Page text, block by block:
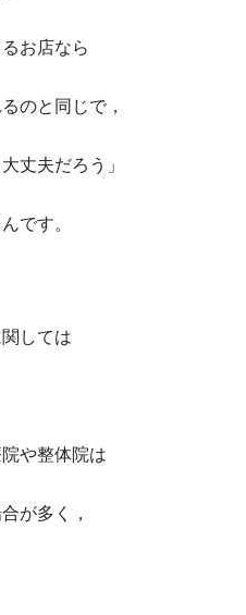
お店なら
のと同じで，
丈夫だろう」
です。
しては
や整体院は
が多く，